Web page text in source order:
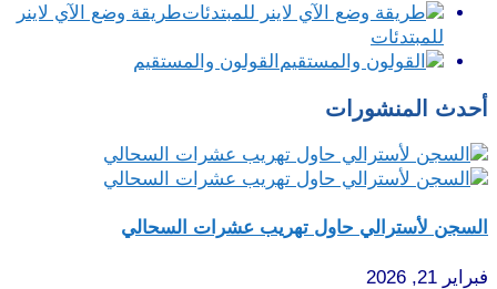
طريقة وضع الآي لاينر
للمبتدئات
القولون والمستقيم
أحدث المنشورات
السجن لأسترالي حاول تهريب عشرات السحالي
فبراير 21, 2026